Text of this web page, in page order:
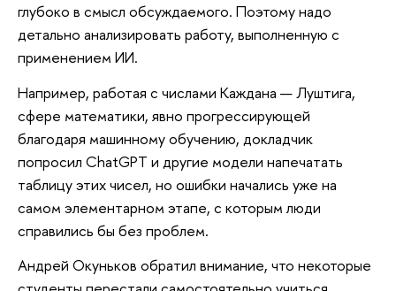
глубоко в смысл обсуждаемого. Поэтому надо
детально анализировать работу, выполненную с
применением ИИ.
Например, работая с числами Каждана — Луштига,
сфере математики, явно прогрессирующей
благодаря машинному обучению, докладчик
попросил ChatGPT и другие модели напечатать
таблицу этих чисел, но ошибки начались уже на
самом элементарном этапе, с которым люди
справились бы без проблем.
Андрей Окуньков обратил внимание, что некоторые